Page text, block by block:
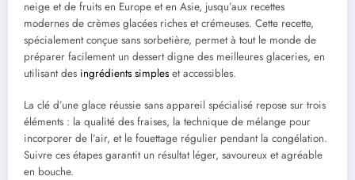
neige et de fruits en Europe et en Asie, jusqu’aux recettes
modernes de crèmes glacées riches et crémeuses. Cette recette,
spécialement conçue sans sorbetière, permet à tout le monde de
préparer facilement un dessert digne des meilleures glaceries, en
utilisant des ingrédients simples et accessibles.
La clé d’une glace réussie sans appareil spécialisé repose sur trois
éléments : la qualité des fraises, la technique de mélange pour
incorporer de l’air, et le fouettage régulier pendant la congélation.
Suivre ces étapes garantit un résultat léger, savoureux et agréable
en bouche.